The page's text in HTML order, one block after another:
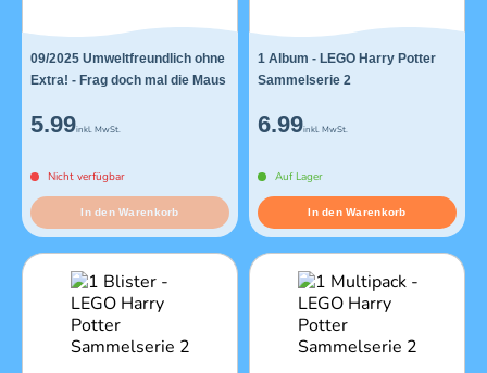
09/2025 Umweltfreundlich ohne
Extra! - Frag doch mal die Maus
5.99inkl. MwSt.
Nicht verfügbar
In den Warenkorb
1 Album - LEGO Harry Potter
Sammelserie 2
6.99inkl. MwSt.
Auf Lager
In den Warenkorb